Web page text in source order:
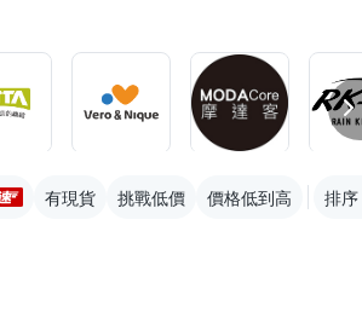
有現貨 挑戰低價 價格低到高 排序